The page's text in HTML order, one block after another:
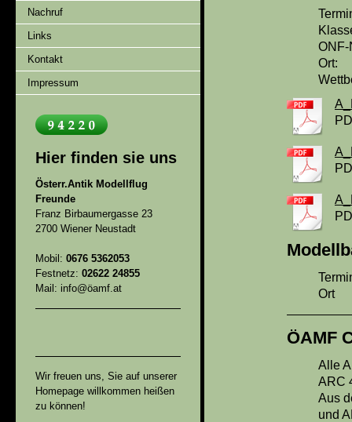
Nachruf
Links
Kontakt
Impressum
Hier finden sie uns
Österr.Antik Modellflug
Freunde
Franz Birbaumergasse 23
2700 Wiener Neustadt
Mobil: 0676 5362053
Festnetz: 02622 24855
Mail: info@öamf.at
Wir freuen uns, Sie auf unserer
Homepage willkommen heißen
zu können!
ONF-
Ort:
Ort :
ÖAMF
Alle
ARC
Aus
und